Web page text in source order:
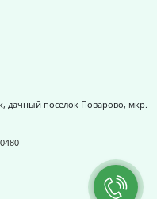
дачный поселок Поварово, мкр.